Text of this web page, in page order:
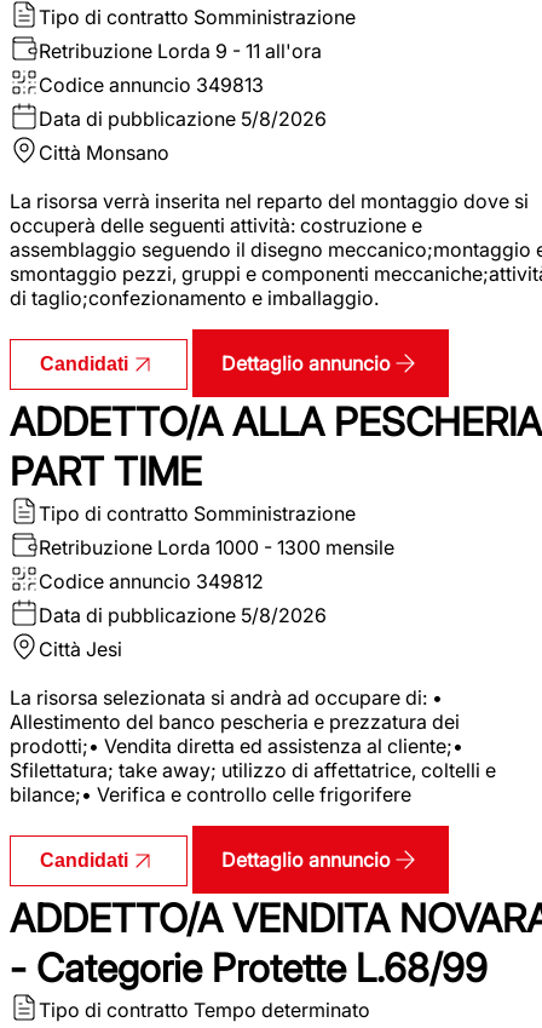
Tipo di contratto Somministrazione
Retribuzione Lorda 9 - 11 all'ora
Codice annuncio 349813
Data di pubblicazione 5/8/2026
Città Monsano
La risorsa verrà inserita nel reparto del montaggio dove si
occuperà delle seguenti attività: costruzione e
assemblaggio seguendo il disegno meccanico;montaggio
smontaggio pezzi, gruppi e componenti
di taglio;confezionamento e imballaggio.
Candidati Dettaglio annuncio
ADDETTO/A ALLA PESCHERIA
PART TIME
Tipo di contratto Somministrazione
Retribuzione Lorda 1000 - 1300 mensile
Codice annuncio 349812
Data di pubblicazione 5/8/2026
Città Jesi
La risorsa selezionata si andrà ad occupare di: •
Allestimento del banco pescheria e prezzatura dei
prodotti;• Vendita diretta ed assistenza al cliente;•
Sfilettatura; take away; utilizzo di affettatrice, coltelli e
bilance;• Verifica e controllo celle frigorifere
Candidati Dettaglio annuncio
ADDETTO/A VENDITA
- Categorie Protette L.68/99
Tipo di contratto Tempo determinato